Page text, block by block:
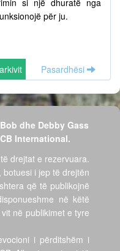
si një dhuratë nga
për ju.
Pasardhësi
dhe Debby Gass
International.
drejtat e rezervuara.
i jep të drejtën
që të publikojnë
në këtë
në publikimet e tyre
i përditshëm i